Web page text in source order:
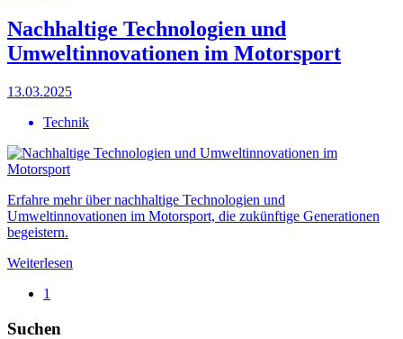
Nachhaltige Technologien und
Umweltinnovationen im Motorsport
13.03.2025
Technik
Erfahre mehr über nachhaltige Technologien und
Umweltinnovationen im Motorsport, die zukünftige Generationen
begeistern.
Weiterlesen
1
Suchen